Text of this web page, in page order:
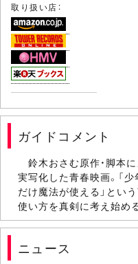
取り扱い店：
ガイドコメント
鈴木おさむ原作・脚本
実写化した青春映画。「
だけ魔法が使える」とい
使い方を真剣に考え始め
ニュース